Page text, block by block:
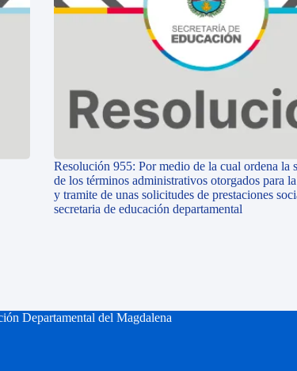
Resolución 955: Por medio de la cual ordena la
de los términos administrativos otorgados para
y tramite de unas solicitudes de prestaciones
secretaria de educación departamental
Departamental del Magdalena